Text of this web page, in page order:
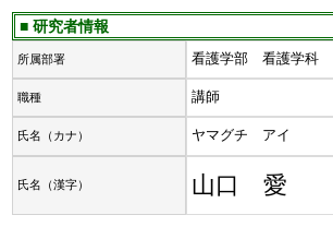
■ 研究者情報
所属部署 看護学部 看護学科
職種 講師
氏名（カナ） ヤマグチ アイ
氏名（漢字） 山口 愛